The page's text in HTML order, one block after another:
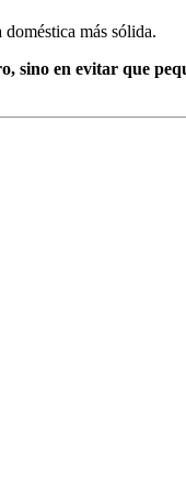
más sólida.
sino en evitar que